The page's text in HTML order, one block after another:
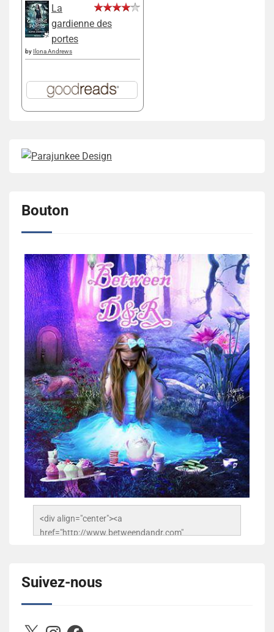
La
gardienne des
portes
by Ilona Andrews
Bouton
<div align="center"><a
href="http://www.betweendandr.com"
503716673157532-2788222864243652657-n.jpg"
alt="Between D&R" style="border:none;" /></a>
</div>
Suivez-nous
X InstagramFacebook